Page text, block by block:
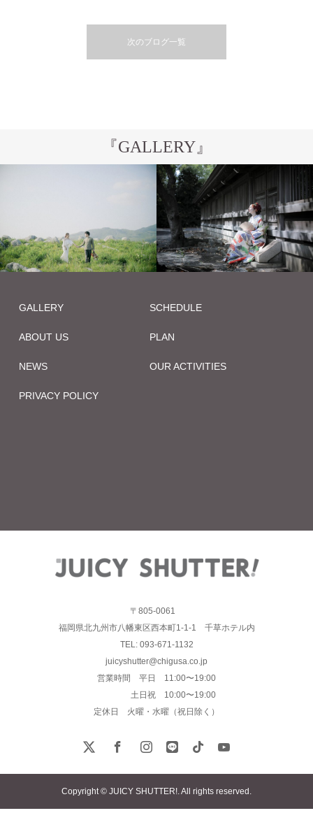
次のブログ一覧
『GALLERY』
GALLERY
ABOUT US
NEWS
PRIVACY POLICY
SCHEDULE
PLAN
OUR ACTIVITIES
〒805-0061
福岡県北九州市八幡東区西本町1-1-1 千草ホテル内
TEL: 093-671-1132
juicyshutter@chigusa.co.jp
営業時間 平日 11:00〜19:00
土日祝 10:00〜19:00
定休日 火曜・水曜（祝日除く）
Copyright © JUICY SHUTTER!. All rights reserved.